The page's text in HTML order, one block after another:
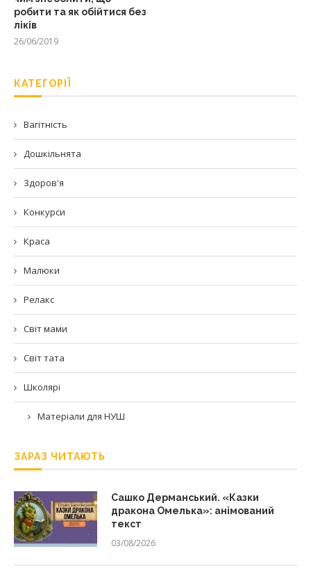
робити та як обійтися без
ліків
26/06/2019
КАТЕГОРІЇ
Вагітність
Дошкільнята
Здоров'я
Конкурси
Краса
Малюки
Релакс
Світ мами
Світ тата
Школярі
Матеріали для НУШ
ЗАРАЗ ЧИТАЮТЬ
Сашко Дерманський. «Казки
дракона Омелька»: анімований
текст
03/08/2026